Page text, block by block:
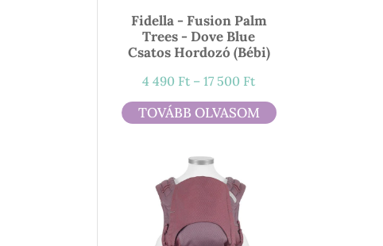
Fidella - Fusion Palm
Trees - Dove Blue
Csatos Hordozó (bébi)
4 490 Ft – 17 500 FtÁrtartomány:
4
490 Ft
TOVÁBB OLVASOM